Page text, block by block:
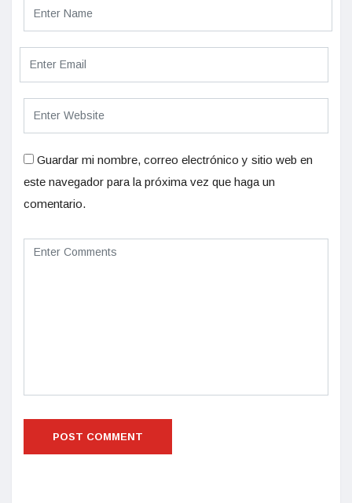
Guardar mi nombre, correo electrónico y sitio web en
este navegador para la próxima vez que haga un
comentario.